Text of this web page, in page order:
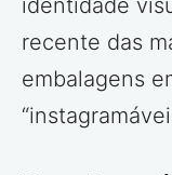
identidade
recente das
embalagens